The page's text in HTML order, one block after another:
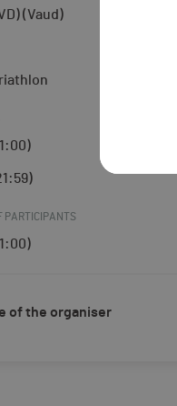
(Vaud)
PARTICIPANTS
of the organiser